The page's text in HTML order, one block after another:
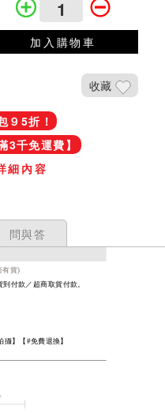
加入購物車
收藏
９5折！
3千免運費】
細內容
問與答